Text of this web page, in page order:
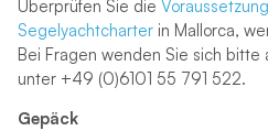
Überprüfen Sie die
Segelyachtcharterin Mallorca,
Bei Fragen wenden Sie sich bitte
unter +49 (0)6101 55 791 522.
Gepäck